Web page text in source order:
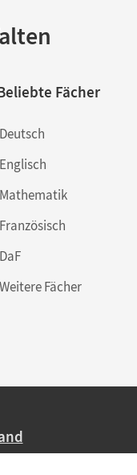
Fächer
Deutsch
Englisch
Mathematik
Französisch
DaF
Weitere Fächer